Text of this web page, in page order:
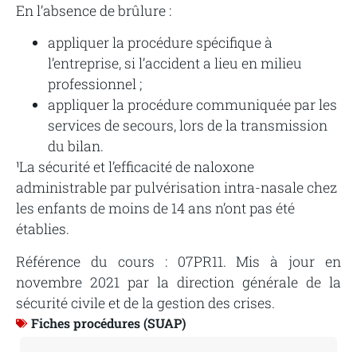
En l’absence de brûlure :
appliquer la procédure spécifique à
l’entreprise, si l’accident a lieu en milieu
professionnel ;
appliquer la procédure communiquée par les
services de secours, lors de la transmission
du bilan.
¹La sécurité et l’efficacité de naloxone
administrable par pulvérisation intra-nasale chez
les enfants de moins de 14 ans n’ont pas été
établies.
Référence du cours : 07PR11. Mis à jour en
novembre 2021 par la direction générale de la
sécurité civile et de la gestion des crises.
Fiches procédures (SUAP)